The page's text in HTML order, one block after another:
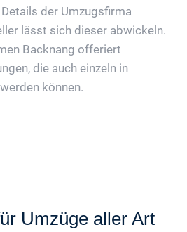
der Umzugsfirma
lässt sich dieser abwickeln.
Backnang offeriert
die auch einzeln in
können.
Umzüge aller Art